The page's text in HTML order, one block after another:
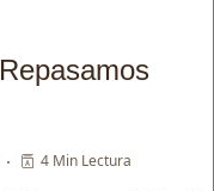
4 Min Lectura